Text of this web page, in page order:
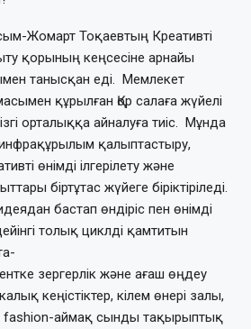
Жомарт Тоқаевтың Креативті
қорының кеңсесіне арнайы
танысқан еді. Мемлекет
құрылған Қор салаға жүйелі
орталыққа айналуға тиіс. Мұнда
қалыптас­тыру,
өнімді ілгерілету және
біртұтас жүйеге біріктіріледі.
бастап өндіріс пен өнімді
толық циклді қамтитын
зергерлік және ағаш өңдеу
кеңістіктер, кілем өнері залы,
fashion-аймақ сынды тақырып­тық